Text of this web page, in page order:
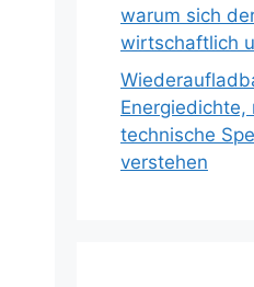
warum sich
wirtschaftlich
Energiedichte,
technische
verstehen